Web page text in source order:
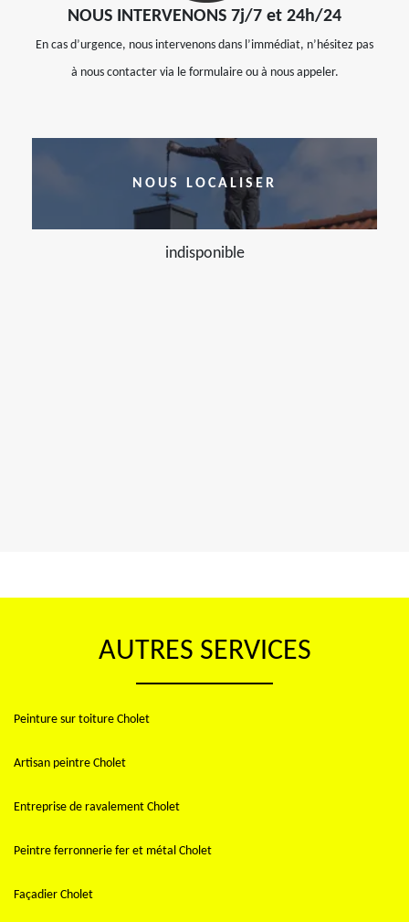
NOUS INTERVENONS 7j/7 et 24h/24
En cas d’urgence, nous intervenons dans l’immédiat, n’hésitez pas
à nous contacter via le formulaire ou à nous appeler.
NOUS LOCALISER
indisponible
AUTRES SERVICES
Peinture sur toiture Cholet
Artisan peintre Cholet
Entreprise de ravalement Cholet
Peintre ferronnerie fer et métal Cholet
Façadier Cholet